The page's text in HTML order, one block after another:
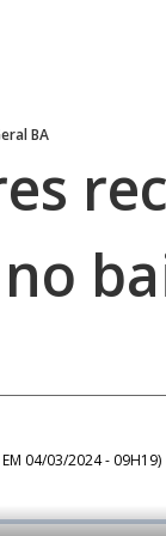
BA
04/03/2024 - 09H19)